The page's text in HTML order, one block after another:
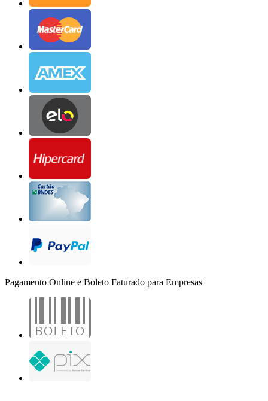
Pagamento Online e Boleto Faturado para Empresas